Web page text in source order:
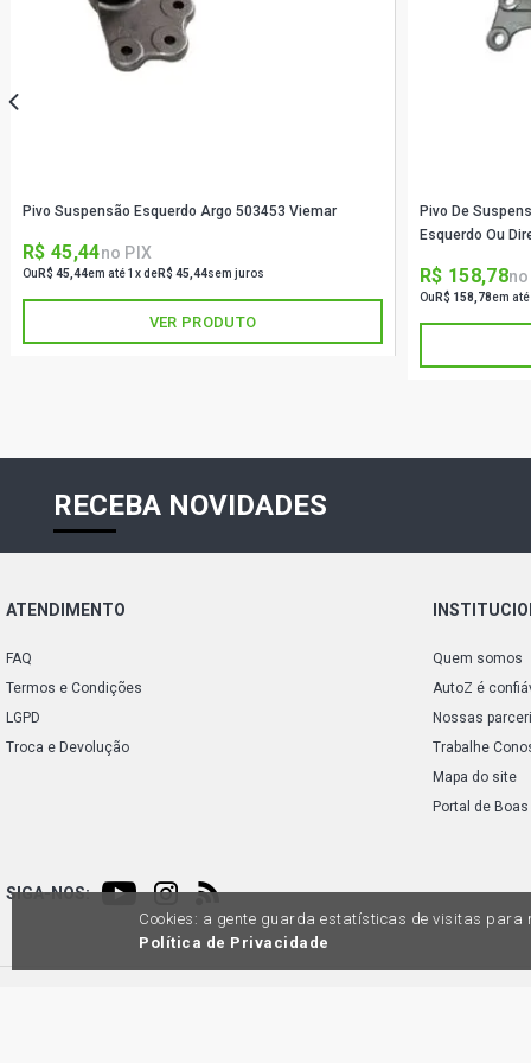
Pivo Suspensão Esquerdo Argo 503453 Viemar
R$ 45,44no PIX
Ou R$ 45,44em até 1x deR$ 45,44sem juros
VER PRODUTO
Pivo De
Esquerdo Ou
R$ 158,78no
Ou R$ 158,78em
RECEBA NOVIDADES
ATENDIMENTO
FAQ
Termos e Condições
LGPD
Troca e Devolução
Quem somos
AutoZ é
Nossas
Trabalhe
Mapa do site
Portal de
SIGA-NOS:
Cookies: a gente guarda estatísticas de visitas para
Política de Privacidade